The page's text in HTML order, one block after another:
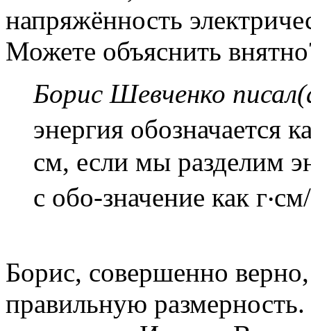
напряжённость
Можете объяснить
Борис Шевченко
энергия обозначается
см, если мы разделим
с обо-значение как
Борис, совершенно
правильную